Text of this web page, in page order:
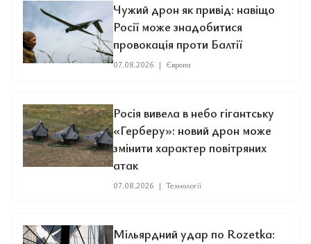
Чужий дрон як привід: навіщо
Росії може знадобитися
провокація проти Балтії
07.08.2026 | Європа
Росія вивела в небо гігантську
«Герберу»: новий дрон може
змінити характер повітряних
атак
07.08.2026 | Технології
Мільярдний удар по Rozetka: